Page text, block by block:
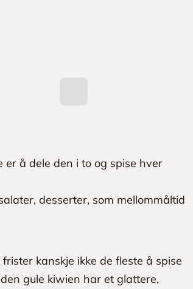
er å dele den i to og spise hver
desserter, som mellommåltid
kanskje ikke de fleste å spise
gule kiwien har et glattere,